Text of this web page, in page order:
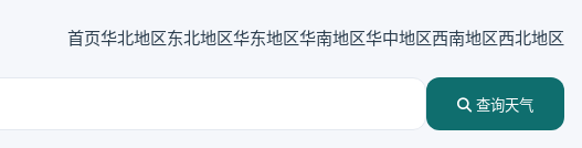
首页华北地区东北地区华东地区华南地区华中地区西南地区西北地区
查询天气